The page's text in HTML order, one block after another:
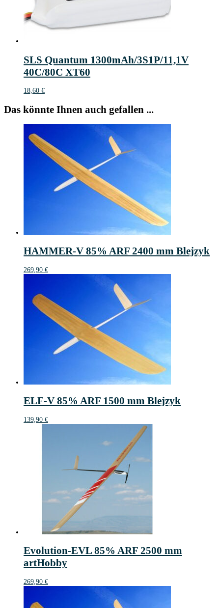
SLS Quantum 1300mAh/3S1P/11,1V
40C/80C XT60
18,60 €
Das könnte Ihnen auch gefallen ...
HAMMER-V 85% ARF 2400 mm Blejzyk
269,90 €
ELF-V 85% ARF 1500 mm Blejzyk
139,90 €
Evolution-EVL 85% ARF 2500 mm
artHobby
269,90 €